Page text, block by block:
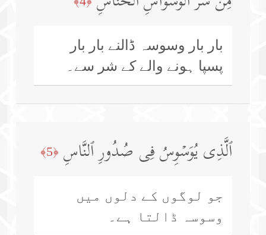
بار بار وسوسہ ڈالنے بار بار
پسپا ہونے والے کے شر سے۔
ٱلَّذِی یُوَسۡوِسُ فِی صُدُورِ ٱلنَّاسِ ﴿5﴾
جو لوگوں کے دلوں میں
وسوسہ ڈالتا ہے۔